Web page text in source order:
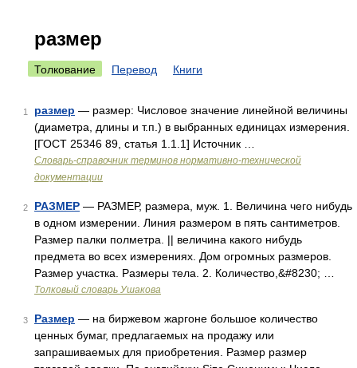
размер
Толкование Перевод Книги
1 размер — размер: Числовое значение линейной величины
(диаметра, длины и т.п.) в выбранных единицах измерения.
[ГОСТ 25346 89, статья 1.1.1] Источник …
Словарь-справочник терминов нормативно-технической
документации
2 РАЗМЕР — РАЗМЕР, размера, муж. 1. Величина чего нибудь
в одном измерении. Линия размером в пять сантиметров.
Размер палки полметра. || величина какого нибудь
предмета во всех измерениях. Дом огромных размеров.
Размер участка. Размеры тела. 2. Количество,&#8230; …
Толковый словарь Ушакова
3 Размер — на биржевом жаргоне большое количество
ценных бумаг, предлагаемых на продажу или
запрашиваемых для приобретения. Размер размер